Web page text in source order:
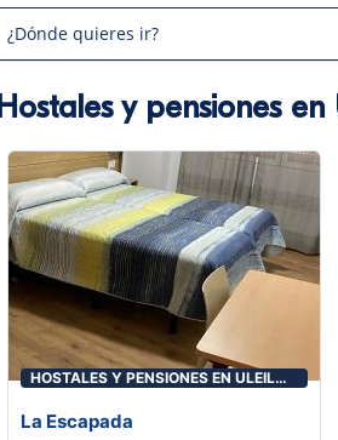
¿Dónde quieres ir?
Hostales y pensiones
HOSTALES Y PENSIONES EN ULEILA
La Escapada